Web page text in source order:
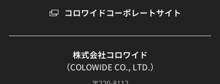
コロワイドコーポレートサイト
株式会社コロワイド
（COLOWIDE CO., LTD.）